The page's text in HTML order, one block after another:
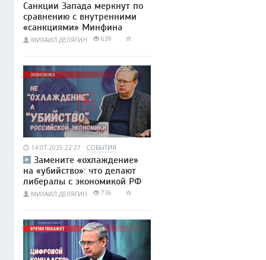
Санкции Запада меркнут по
сравнению с внутренними
«санкциями» Минфина
МИХАИЛ ДЕЛЯГИН 639
14.07.2025 22:27 СОБЫТИЯ
Замените «охлаждение»
на «убийство»: что делают
либералы с экономикой РФ
МИХАИЛ ДЕЛЯГИН 736